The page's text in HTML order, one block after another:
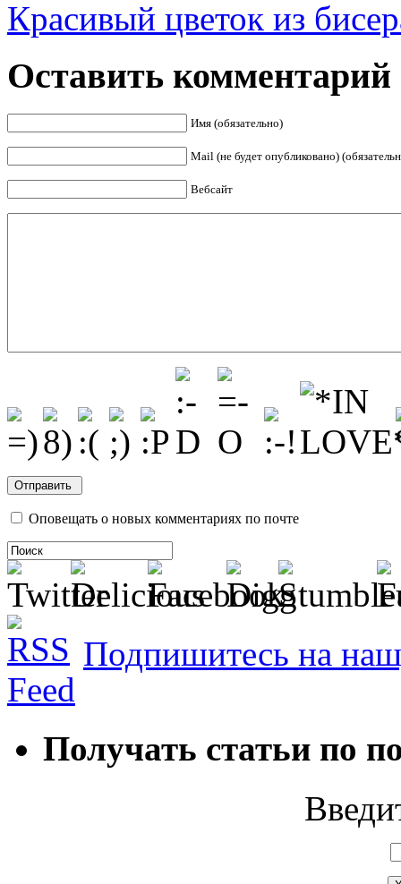
Красивый цветок из
Оставить комментарий
Имя (обязательно)
Mail (не будет опубликовано)
Вебсайт
Оповещать о новых комментариях по почте
Подпишитесь на
Получать статьи по